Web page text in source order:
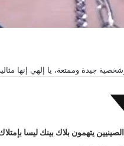
الصينيين يتهمون بلاك بينك ليسا